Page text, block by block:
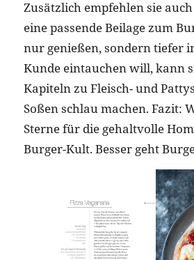
Zusätzlich empfehlen sie
eine passende Beilage zum
nur genießen, sondern tiefer
Kunde eintauchen will, kann
Kapiteln zu Fleisch- und
Soßen schlau machen. Fazit:
Sterne für die gehaltvolle
Burger-Kult. Besser geht